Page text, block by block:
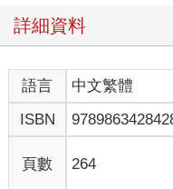
後，我陸陸續續寫了幾封
孕了，決定要跟當時的男
說，如果你願意娶我，我
我，一直到現在，我都沒
死了，再也沒有出現過。」
「一直……到現在？」我瞪
達科技，要找一個人，應該
詳細資料
語言 中文繁體
ISBN
頁數 264